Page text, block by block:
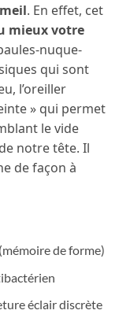
. En effet, cet
mieux votre
nuque-
qui sont
l’oreiller
» qui permet
le vide
notre tête. Il
de façon à
de forme)
éclair discrète